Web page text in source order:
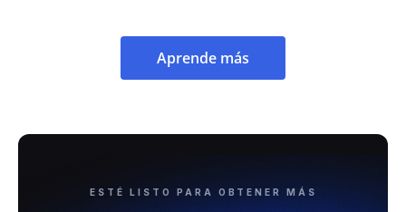
Aprende más
ESTÉ LISTO PARA OBTENER MÁS